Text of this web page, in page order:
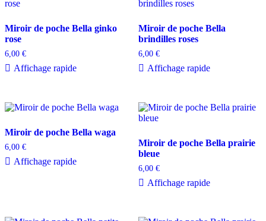
Miroir de poche Bella ginko
rose
6,00 €
Affichage rapide
Miroir de poche Bella
brindilles roses
6,00 €
Affichage rapide
Miroir de poche Bella waga
6,00 €
Affichage rapide
Miroir de poche Bella prairie
bleue
6,00 €
Affichage rapide